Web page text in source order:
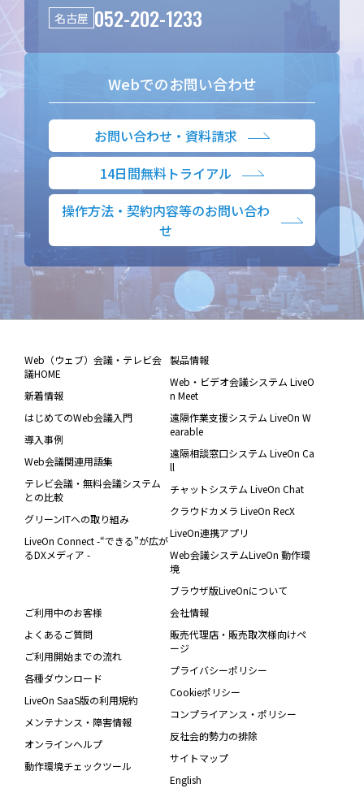
名古屋 052-202-1233
Webでのお問い合わせ
お問い合わせ・資料請求
14日間無料トライアル
操作方法・契約内容等のお問い合わ
せ
Web（ウェブ）会議・テレビ会
議HOME
新着情報
はじめてのWeb会議入門
導入事例
Web会議関連用語集
テレビ会議・無料会議システム
との比較
グリーンITへの取り組み
LiveOn Connect -“できる”が広が
るDXメディア -
製品情報
Web・ビデオ会議システム LiveO
n Meet
遠隔作業支援システム LiveOn W
earable
遠隔相談窓口システム LiveOn Ca
ll
チャットシステム LiveOn Chat
クラウドカメラ LiveOn RecX
LiveOn連携アプリ
Web会議システムLiveOn 動作環
境
ブラウザ版LiveOnについて
ご利用中のお客様
よくあるご質問
ご利用開始までの流れ
各種ダウンロード
LiveOn SaaS版の利用規約
メンテナンス・障害情報
オンラインヘルプ
動作環境チェックツール
会社情報
販売代理店・販売取次様向けペ
ージ
プライバシーポリシー
Cookieポリシー
コンプライアンス・ポリシー
反社会的勢力の排除
サイトマップ
English